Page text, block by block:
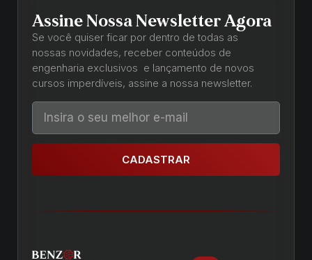
Assine Nossa Newsletter Agora
Se você quiser ficar por dentro de todas as
nossas novidades, receber conteúdos de
engenharia exclusivos e lançamento de novos
cursos imperdíveis, assine a nossa newsletter.
CADASTRAR